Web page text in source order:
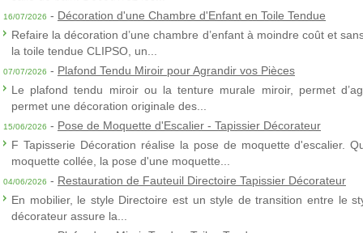
16/07/2026 - Décoration d'une Chambre d'Enfant en Toile Tendue
Refaire la décoration d’une chambre d’enfant à moindre coût et
la toile tendue CLIPSO, un...
07/07/2026 - Plafond Tendu Miroir pour Agrandir vos Pièces
Le plafond tendu miroir ou la tenture murale miroir, permet
permet une décoration originale des...
15/06/2026 - Pose de Moquette d'Escalier - Tapissier Décorateur
F Tapisserie Décoration réalise la pose de moquette d'escalier.
moquette collée, la pose d'une moquette...
04/06/2026 - Restauration de Fauteuil Directoire Tapissier Décorateur
En mobilier, le style Directoire est un style de transition entre le
décorateur assure la...